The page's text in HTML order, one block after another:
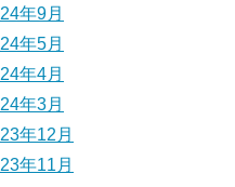
年9月
年5月
年4月
年3月
年12月
年11月